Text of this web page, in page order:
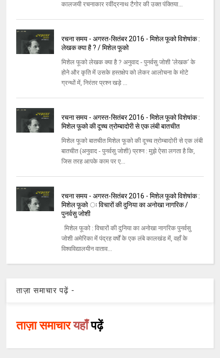
कालजयी रचनाकार रवींद्रनाथ टैगोर की उक्त पंक्तिया...
रचना समय - अगस्त-सितंबर 2016 - मिशेल फूको विशेषांक :
लेखक क्या है ? / मिशेल फूको
मिशेल फूको लेखक क्या है ? अनुवाद - पुनर्वसु जोशी ‘लेखक’ के
होने और कृति में उसके हस्तक्षेप को लेकर आलोचना के मोटे
ग्रन्थों में, निरंतर प्रश्न खड़े ...
रचना समय - अगस्त-सितंबर 2016 - मिशेल फूको विशेषांक :
मिशेल फूको की दूच्च त्रोम्बादोरी से एक लंबी बातचीत
मिशेल फूको बातचीत मिशेल फूको की दूच्च त्रोम्बादोरी से एक लंबी
बातचीत (अनुवाद - पुनर्वसु जोशी) प्रश्न : मुझे ऐसा लगता है कि,
जिस तरह आपके काम पर ए...
रचना समय - अगस्त-सितंबर 2016 - मिशेल फूको विशेषांक :
मिशेल फूको ः विचारों की दुनिया का अनोखा नागरिक /
पुनर्वसु जोशी
मिशेल फूको : विचारों की दुनिया का अनोखा नागरिक पुनर्वसु
जोशी अमेरिका में पंद्रह वर्षों के एक लंबे कालखंड में, वहाँ के
विश्वविद्यालयीन वाताव...
ताज़ा समाचार पढ़ें -
ताज़ा समाचारयहाँपढ़ें